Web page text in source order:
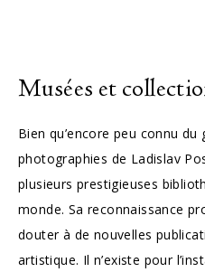
Musées et
Bien qu’encore peu connu du
photographies de Ladislav
plusieurs prestigieuses
monde. Sa reconnaissance
douter à de nouvelles
artistique. Il n’existe pour